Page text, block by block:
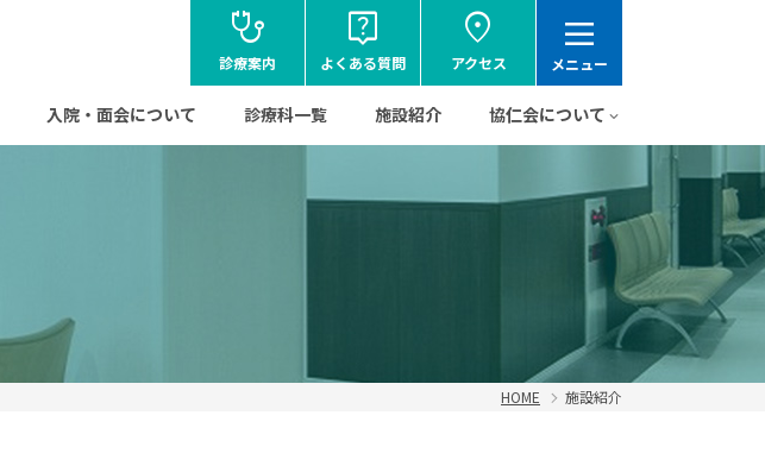
stethoscope
診療案内
live_help
よくある質問
location_on
アクセス
dehaze
メニュー
入院・面会について 診療科一覧 施設紹介 協仁会について
HOME 施設紹介